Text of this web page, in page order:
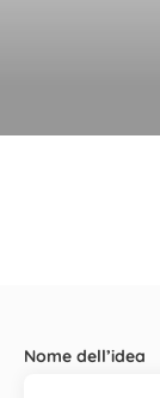
Nome dell’idea